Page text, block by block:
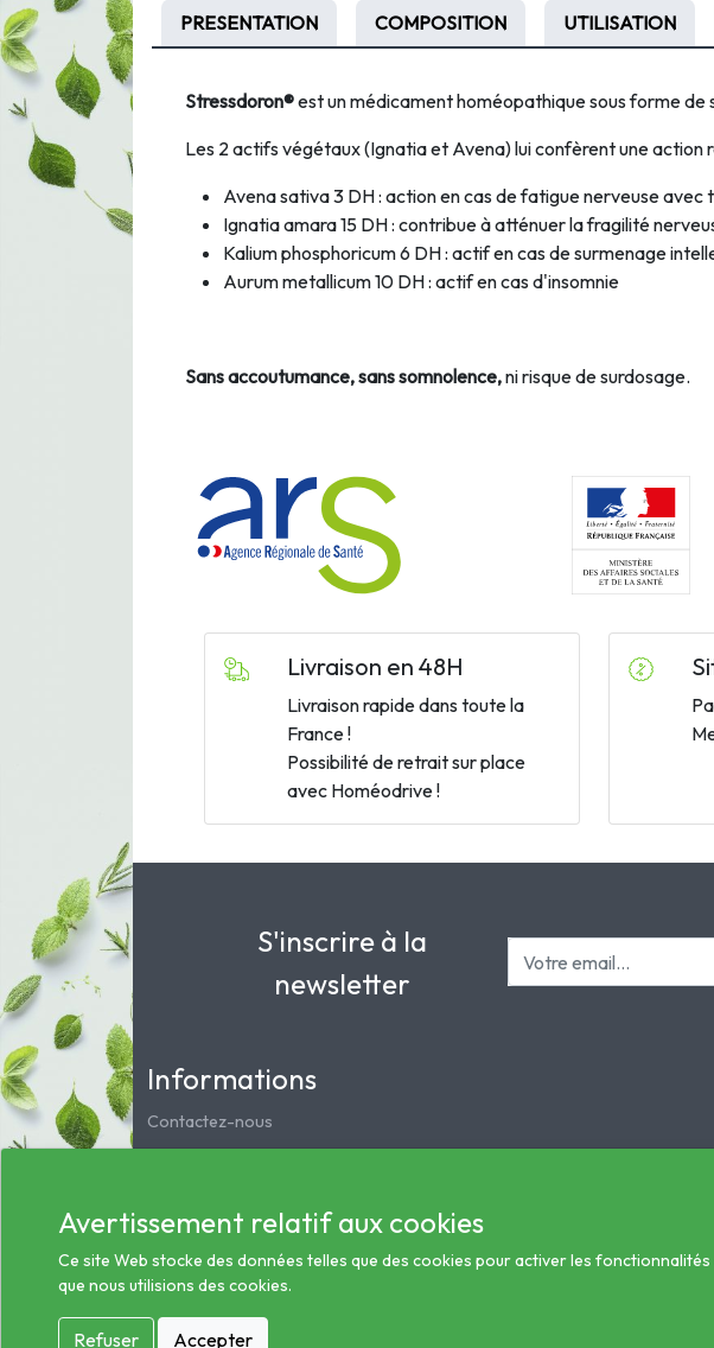
PRESENTATION COMPOSITION UTILISATION
Stressdoron®est un médicament homéopathique sous forme
Les 2 actifs végétaux (Ignatia et Avena) lui confèrent une
Avena sativa 3 DH : action en cas de fatigue nerveuse avec
Ignatia amara 15 DH : contribue à atténuer la fragilité
Kalium phosphoricum 6 DH : actif en cas de surmenage
Aurum metallicum 10 DH : actif en cas d'insomnie
Sans accoutumance, sans somnolence,ni risque de surdosage.
Livraison en 48H
Livraison rapide dans toute la
France !
Possibilité de retrait sur place
avec Homéodrive !
S'inscrire à la
newsletter
Informations
Contactez-nous
Mentions légales
Service clients
Les préparations magistrales et homéopathiques
Conditions générales des ventes
Informations sur le traitement des données de santé
Avertissement relatif aux cookies
Ce site Web stocke des données telles que des cookies pour activer les
que nous utilisions des cookies.
Refuser Accepter